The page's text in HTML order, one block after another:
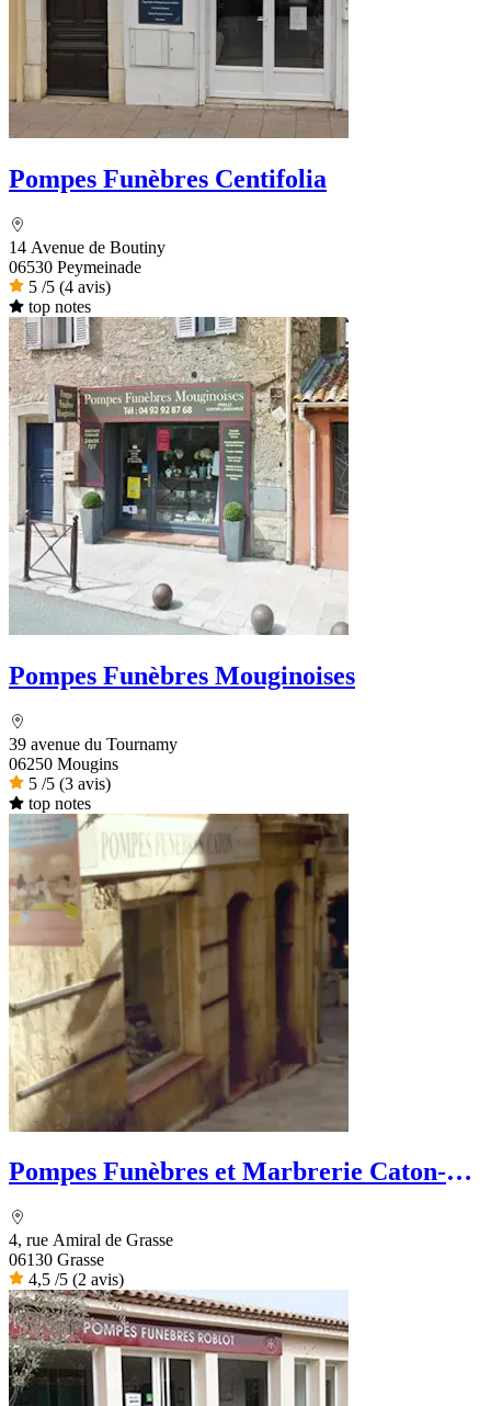
Pompes Funèbres Centifolia
14 Avenue de Boutiny
06530 Peymeinade
5 /5 (4 avis)
top notes
Pompes Funèbres Mouginoises
39 avenue du Tournamy
06250 Mougins
5 /5 (3 avis)
top notes
Pompes Funèbres et Marbrerie Caton-
4, rue Amiral de Grasse
06130 Grasse
4,5 /5 (2 avis)